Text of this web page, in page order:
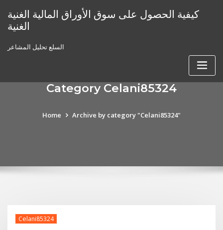
content
كيفية الحصول على سوق الأوراق المالية الغنية
الغنية
السلع تحليل المشاعر
Category Celani85324
Home Archive by category "Celani85324"
Celani85324